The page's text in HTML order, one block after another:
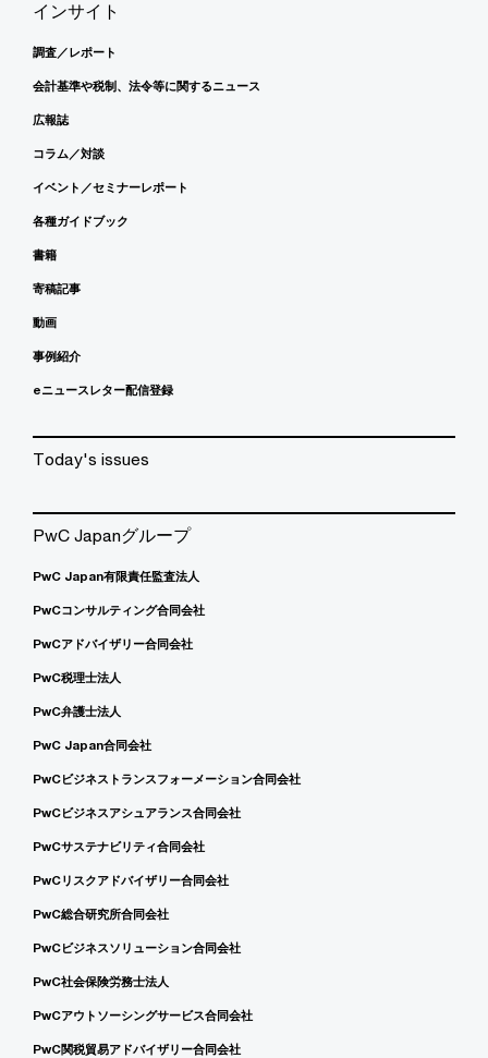
インサイト
調査／レポート
会計基準や税制、法令等に関するニュース
広報誌
コラム／対談
イベント／セミナーレポート
各種ガイドブック
書籍
寄稿記事
動画
事例紹介
eニュースレター配信登録
Today's issues
PwC Japanグループ
PwC Japan有限責任監査法人
PwCコンサルティング合同会社
PwCアドバイザリー合同会社
PwC税理士法人
PwC弁護士法人
PwC Japan合同会社
PwCビジネストランスフォーメーション合同会社
PwCビジネスアシュアランス合同会社
PwCサステナビリティ合同会社
PwCリスクアドバイザリー合同会社
PwC総合研究所合同会社
PwCビジネスソリューション合同会社
PwC社会保険労務士法人
PwCアウトソーシングサービス合同会社
PwC関税貿易アドバイザリー合同会社